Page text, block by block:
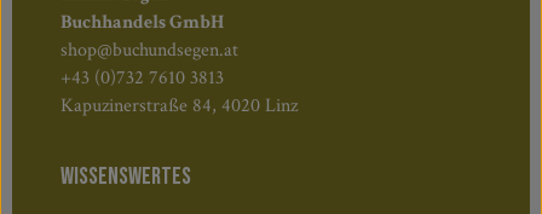
Buchhandels GmbH
shop@buchundsegen.at
+43 (0)732 7610 3813
Kapuzinerstraße 84, 4020 Linz
WISSENSWERTES